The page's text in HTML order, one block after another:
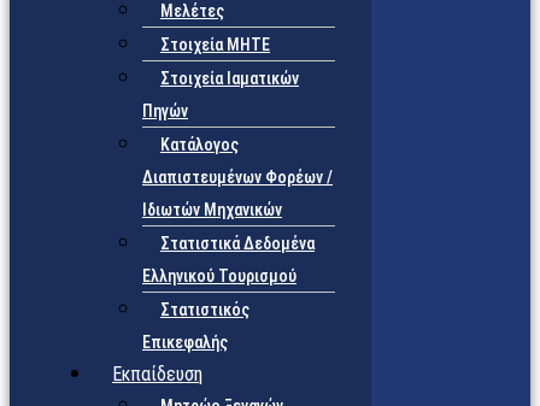
Μελέτες
Στοιχεία ΜΗΤΕ
Στοιχεία Ιαματικών
Πηγών
Κατάλογος
Διαπιστευμένων Φορέων /
Ιδιωτών Μηχανικών
Στατιστικά Δεδομένα
Ελληνικού Τουρισμού
Στατιστικός
Επικεφαλής
Εκπαίδευση